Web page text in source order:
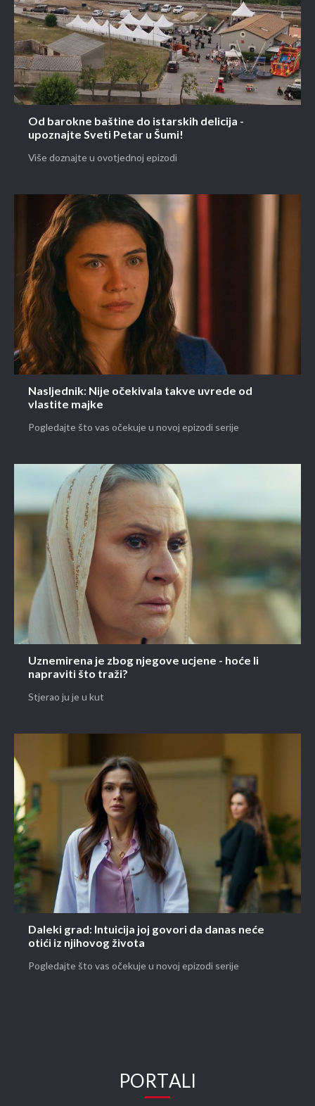
Od barokne baštine do istarskih delicija -
upoznajte Sveti Petar u Šumi!
Više doznajte u ovotjednoj epizodi
Nasljednik: Nije očekivala takve uvrede od
vlastite majke
Pogledajte što vas očekuje u novoj epizodi serije
Uznemirena je zbog njegove ucjene - hoće li
napraviti što traži?
Stjerao ju je u kut
Daleki grad: Intuicija joj govori da danas neće
otići iz njihovog života
Pogledajte što vas očekuje u novoj epizodi serije
PORTALI